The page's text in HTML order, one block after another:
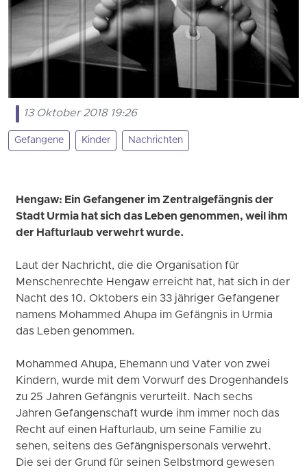
13 Oktober 2018 19:26
Gefangene Kinder Nachrichten
Hengaw: Ein Gefangener im Zentralgefängnis der
Stadt Urmia hat sich das Leben genommen, weil ihm
der Hafturlaub verwehrt wurde.
Laut der Nachricht, die die Organisation für
Menschenrechte Hengaw erreicht hat, hat sich in der
Nacht des 10. Oktobers ein 33 jähriger Gefangener
namens Mohammed Ahupa im Gefängnis in Urmia
das Leben genommen.
Mohammed Ahupa, Ehemann und Vater von zwei
Kindern, wurde mit dem Vorwurf des Drogenhandels
zu 25 Jahren Gefängnis verurteilt. Nach sechs
Jahren Gefangenschaft wurde ihm immer noch das
Recht auf einen Hafturlaub, um seine Familie zu
sehen, seitens des Gefängnispersonals verwehrt.
Die sei der Grund für seinen Selbstmord gewesen